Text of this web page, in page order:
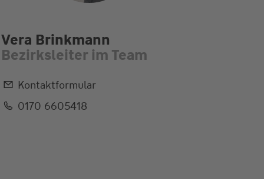
Vera Brinkmann
Bezirksleiter im Team
Kontaktformular
0170 6605418